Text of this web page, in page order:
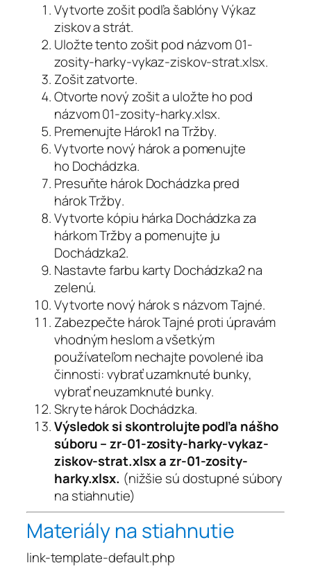
Vytvorte zošit podľa šablónyVýkaz
ziskov a strát.
Uložte tento zošit pod názvom01-
zosity-harky-vykaz-ziskov-strat.xlsx.
Zošit zatvorte.
Otvorte nový zošita uložte ho pod
názvom01-zosity-harky.xlsx.
Premenujte Hárok1 naTržby.
Vytvorte nový hárok a pomenujte
ho Dochádzka.
Presuňte hárokDochádzka pred
hárokTržby.
Vytvorte kópiu hárka Dochádzkaza
hárkomTržbya pomenujte ju
Dochádzka2.
Nastavte farbu karty Dochádzka2na
zelenú.
Vytvorte nový hárok s názvomTajné.
Zabezpečte hárokTajné proti úpravám
vhodným heslom a všetkým
používateľom nechajte povolené iba
činnosti: vybrať uzamknuté bunky,
vybrať neuzamknuté bunky.
Skryte hárokDochádzka.
Výsledok si skontrolujte podľa nášho
súboru –zr-01-zosity-harky-vykaz-
ziskov-strat.xlsxazr-01-zosity-
harky.xlsx. (nižšie sú dostupné súbory
na stiahnutie)
Materiály na stiahnutie
link-template-default.php